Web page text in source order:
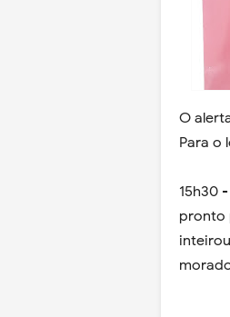
O
Para o
15h30
pronto